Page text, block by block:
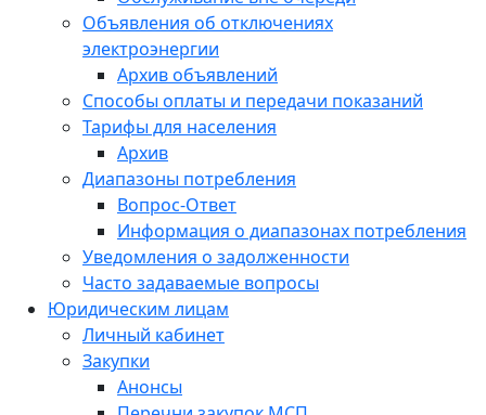
Объявления об отключениях
электроэнергии
Архив объявлений
Способы оплаты и передачи показаний
Тарифы для населения
Архив
Диапазоны потребления
Вопрос-Ответ
Информация о диапазонах потребления
Уведомления о задолженности
Часто задаваемые вопросы
Юридическим лицам
Личный кабинет
Закупки
Анонсы